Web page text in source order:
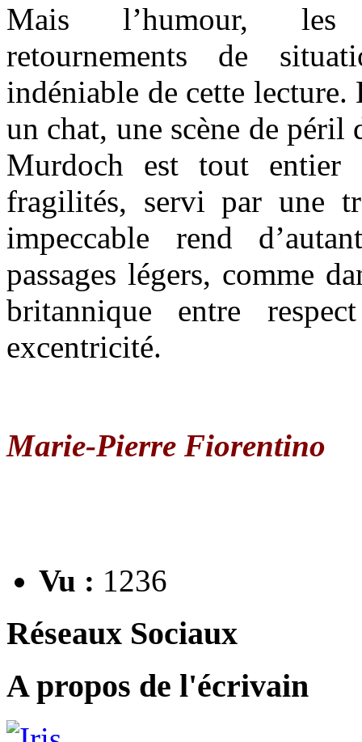
Mais l’humour, les
retournements de
indéniable de cette lecture.
un chat, une scène de péril
Murdoch est tout entier
fragilités, servi par une
impeccable rend
passages légers, comme
britannique entre
excentricité.
Marie-Pierre Fiorentino
Vu : 1236
Réseaux Sociaux
A propos de l'écrivain